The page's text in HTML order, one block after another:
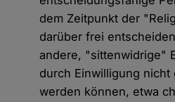
dem Zeitpunkt der
darüber frei
andere, "sittenwidrige"
durch Einwilligung
werden können, etwa